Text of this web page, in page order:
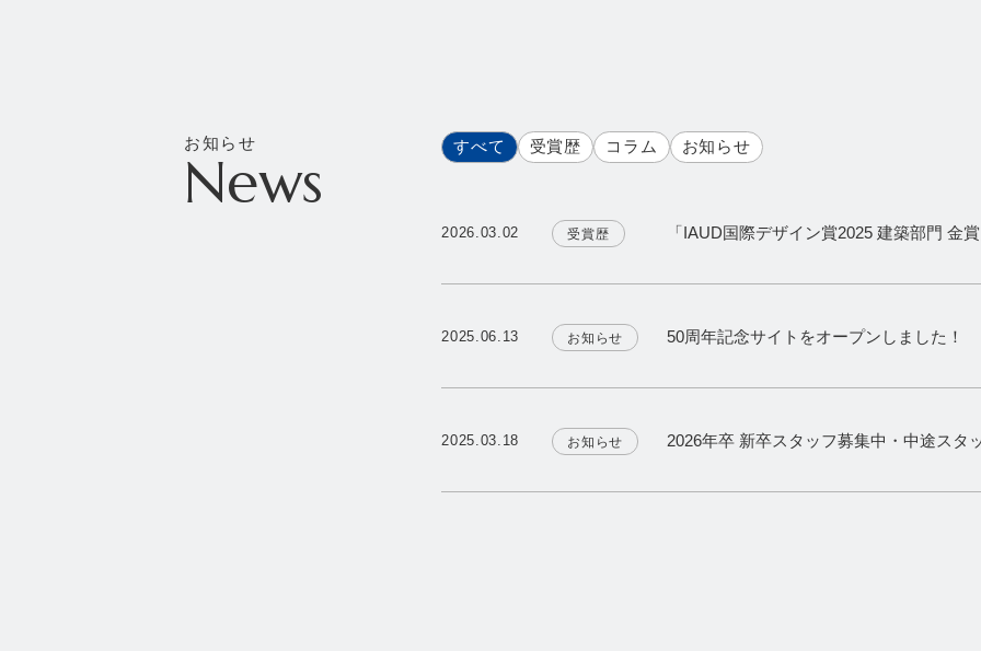
お知らせ
News すべて 受賞歴 コラム お知らせ
2026.03.02 受賞歴 「IAUD国際デザイン賞2025 建築部門 金
2025.06.13 お知らせ 50周年記念サイトをオープンしました！
2025.03.18 お知らせ 2026年卒 新卒スタッフ募集中・中途スタ